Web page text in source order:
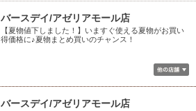
バースデイ/アゼリアモール店
【夏物値下しました！】いますぐ使える夏物がお買い
得価格に♪夏物まとめ買いのチャンス！
バースデイ/アゼリアモール店